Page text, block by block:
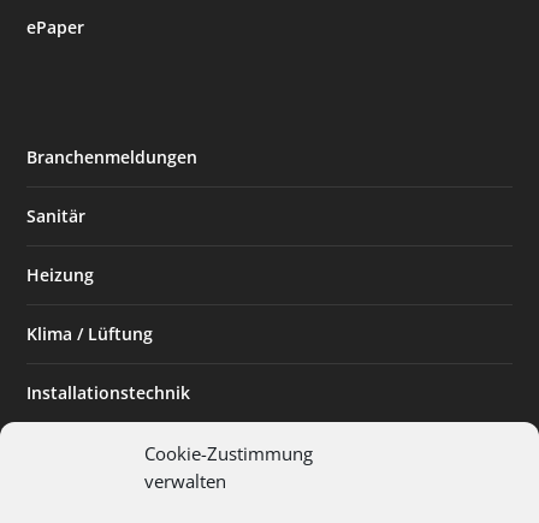
Cookie-Zustimmung
verwalten
ePaper
Branchenmeldungen
Sanitär
Heizung
Klima / Lüftung
Installationstechnik
Planen & Bauen